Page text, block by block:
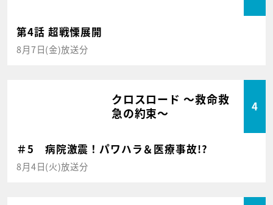
第4話 超戦慄展開
8月7日(金)放送分
クロスロード ～救命救
急の約束～
4
＃5 病院激震！パワハラ＆医療事故!?
8月4日(火)放送分